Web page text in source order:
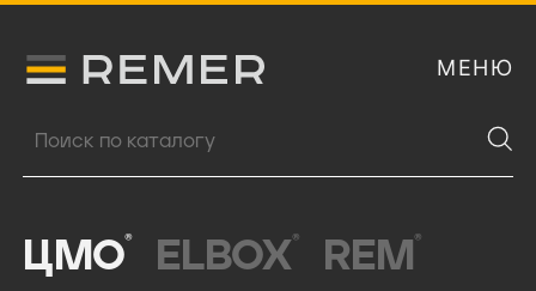
Логитип компании Remer МЕНЮ
Поиск продукции
ЦМО® ELBOX® REM ®